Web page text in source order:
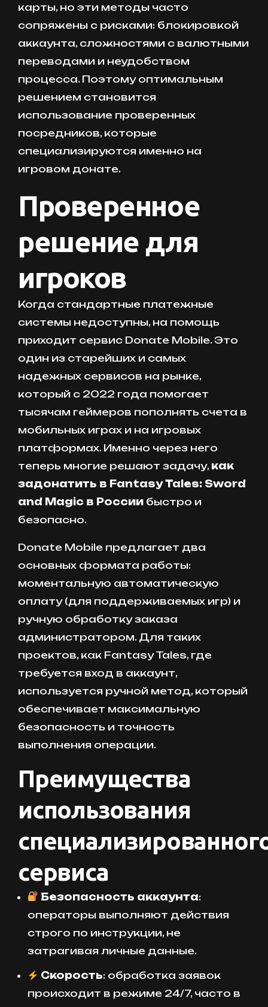
карты, но эти методы часто
сопряжены с рисками: блокировкой
аккаунта, сложностями с валютными
переводами и неудобством
процесса. Поэтому оптимальным
решением становится
использование проверенных
посредников, которые
специализируются именно на
игровом донате.
Проверенное
решение для
игроков
Когда стандартные платежные
системы недоступны, на помощь
приходит сервис Donate Mobile. Это
один из старейших и самых
надежных сервисов на рынке,
который с 2022 года помогает
тысячам геймеров пополнять счета в
мобильных играх и на игровых
платформах. Именно через него
теперь многие решают задачу, как
задонатить в Fantasy Tales: Sword
and Magic в России быстро и
безопасно.
Donate Mobile предлагает два
основных формата работы:
моментальную автоматическую
оплату (для поддерживаемых игр) и
ручную обработку заказа
администратором. Для таких
проектов, как Fantasy Tales, где
требуется вход в аккаунт,
используется ручной метод, который
обеспечивает максимальную
безопасность и точность
выполнения операции.
Преимущества
использования
сервиса
Безопасность аккаунта:
операторы выполняют действия
строго по инструкции, не
затрагивая личные данные.
Скорость: обработка заявок
происходит в режиме 24/7, часто в